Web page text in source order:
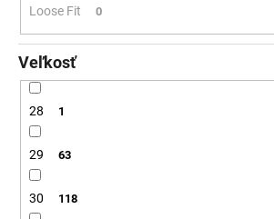
Loose Fit 0
Veľkosť
28 1
29 63
30 118